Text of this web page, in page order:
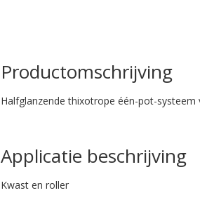
Productomschrijving
Halfglanzende thixotrope één-pot-
Applicatie beschrijving
Kwast en roller